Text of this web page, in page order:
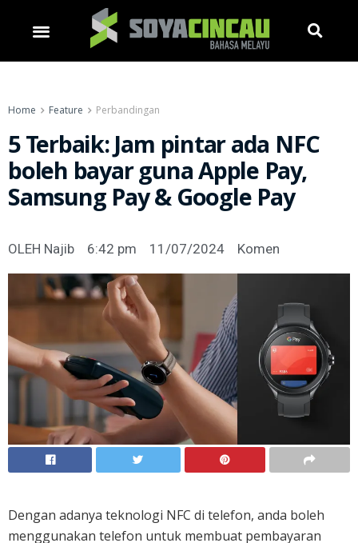
Home Feature Perbandingan
5 Terbaik: Jam pintar ada NFC
boleh bayar guna Apple Pay,
Samsung Pay & Google Pay
OLEH Najib 6:42 pm 11/07/2024 Komen
Dengan adanya teknologi NFC di telefon, anda boleh
menggunakan telefon untuk membuat pembayaran